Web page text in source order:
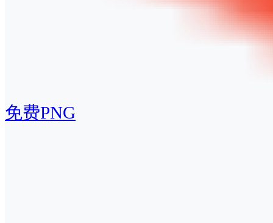
免费PNG